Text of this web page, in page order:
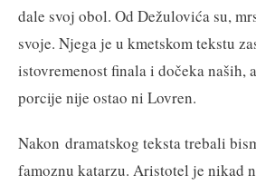
dale svoj obol. Od Dežulovića su,
svoje. Njega je u kmetskom tekstu
istovremenost finala i dočeka naših,
porcije nije ostao ni Lovren.
Nakon dramatskog teksta trebali
famoznu katarzu. Aristotel je nikad